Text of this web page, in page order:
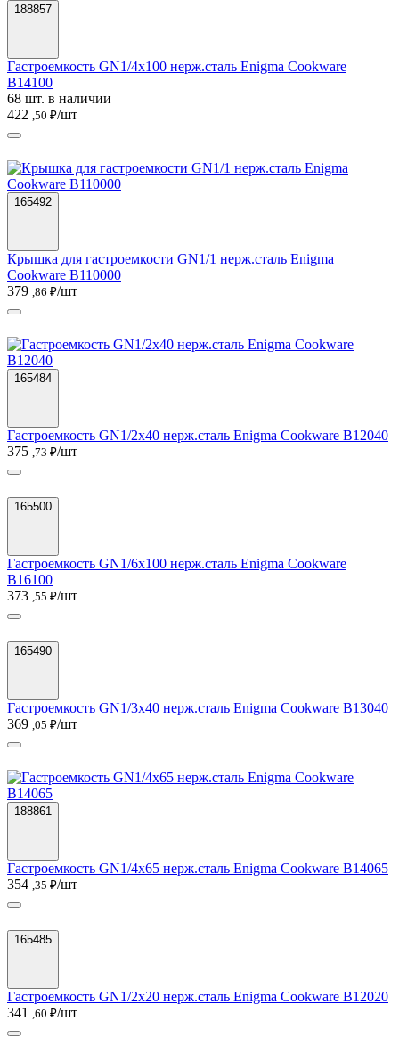
188857
Гастроемкость GN1/4х100 нерж.сталь Enigma Cookware
B14100
68 шт. в наличии
422 ,50 ₽/шт
165492
Крышка для гастроемкости GN1/1 нерж.сталь Enigma
Cookware B110000
379 ,86 ₽/шт
165484
Гастроемкость GN1/2х40 нерж.сталь Enigma Cookware B12040
375 ,73 ₽/шт
165500
Гастроемкость GN1/6х100 нерж.сталь Enigma Cookware
B16100
373 ,55 ₽/шт
165490
Гастроемкость GN1/3х40 нерж.сталь Enigma Cookware B13040
369 ,05 ₽/шт
188861
Гастроемкость GN1/4х65 нерж.сталь Enigma Cookware B14065
354 ,35 ₽/шт
165485
Гастроемкость GN1/2х20 нерж.сталь Enigma Cookware B12020
341 ,60 ₽/шт